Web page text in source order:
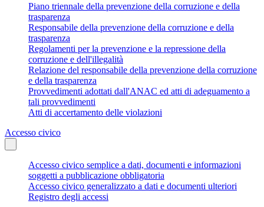
Piano triennale della prevenzione della corruzione e della
trasparenza
Responsabile della prevenzione della corruzione e della
trasparenza
Regolamenti per la prevenzione e la repressione della
corruzione e dell'illegalità
Relazione del responsabile della prevenzione della corruzione
e della trasparenza
Provvedimenti adottati dall'ANAC ed atti di adeguamento a
tali provvedimenti
Atti di accertamento delle violazioni
Accesso civico
Accesso civico semplice a dati, documenti e informazioni
soggetti a pubblicazione obbligatoria
Accesso civico generalizzato a dati e documenti ulteriori
Registro degli accessi